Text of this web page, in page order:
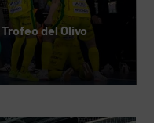
del Olivo